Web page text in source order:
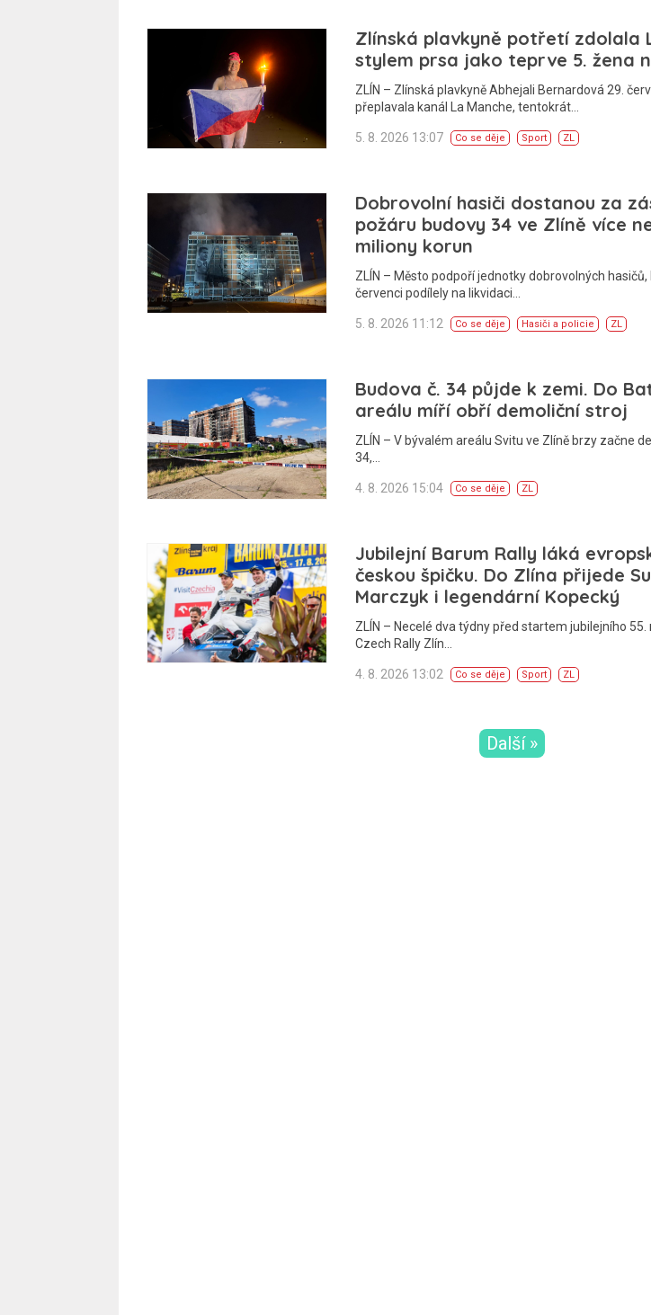
Zlínská plavkyně potřetí zdolala
stylem prsa jako teprve 5. žena
ZLÍN – Zlínská plavkyně Abhejali Bernardová 29.
přeplavala kanál La Manche, tentokrát…
5. 8. 2026 13:07 Co se děje Sport ZL
Dobrovolní hasiči dostanou za
požáru budovy 34 ve Zlíně více
miliony korun
ZLÍN – Město podpoří jednotky dobrovolných hasičů,
červenci podílely na likvidaci…
5. 8. 2026 11:12 Co se děje Hasiči a policie ZL
Budova č. 34 půjde k zemi. Do
areálu míří obří demoliční stroj
ZLÍN – V bývalém areálu Svitu ve Zlíně brzy začne
34,…
4. 8. 2026 15:04 Co se děje ZL
Jubilejní Barum Rally láká
českou špičku. Do Zlína přijede
Marczyk i legendární Kopecký
ZLÍN – Necelé dva týdny před startem jubilejního 55.
Czech Rally Zlín…
4. 8. 2026 13:02 Co se děje Sport ZL
Další »